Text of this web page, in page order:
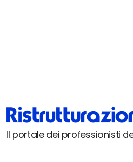
Il portale dei professionisti